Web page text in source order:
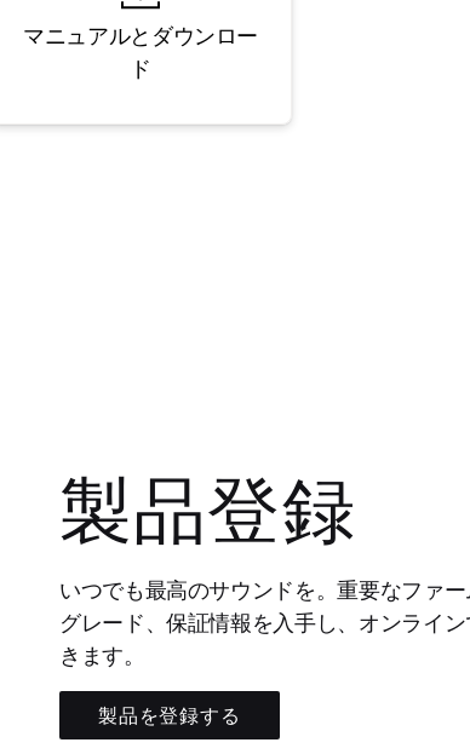
マニュアルとダウンロー
ド
製品登録
いつでも最高のサウンドを。重要なファ
グレード、保証情報を入手し、オンライ
きます。
製品を登録する